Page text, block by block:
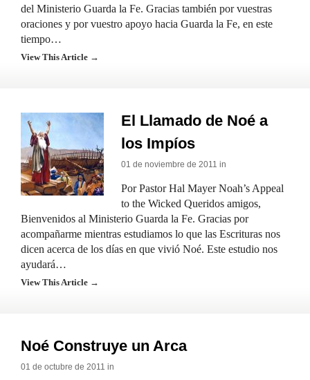
del Ministerio Guarda la Fe. Gracias también por vuestras
oraciones y por vuestro apoyo hacia Guarda la Fe, en este
tiempo…
View This Article →
El Llamado de Noé a
los Impíos
01 de noviembre de 2011 in
Por Pastor Hal Mayer Noah’s Appeal
to the Wicked Queridos amigos,
Bienvenidos al Ministerio Guarda la Fe. Gracias por
acompañarme mientras estudiamos lo que las Escrituras nos
dicen acerca de los días en que vivió Noé. Este estudio nos
ayudará…
View This Article →
Noé Construye un Arca
01 de octubre de 2011 in